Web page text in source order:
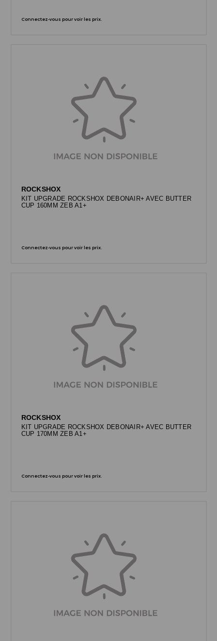
Connectez-vous pour voir les prix.
ROCKSHOX
KIT UPGRADE ROCKSHOX DEBONAIR+ AVEC BUTTER
CUP 160MM ZEB A1+
Connectez-vous pour voir les prix.
ROCKSHOX
KIT UPGRADE ROCKSHOX DEBONAIR+ AVEC BUTTER
CUP 170MM ZEB A1+
Connectez-vous pour voir les prix.